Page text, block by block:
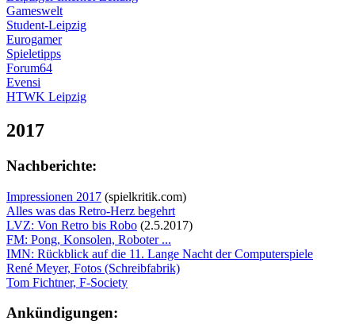
Gameswelt
Student-Leipzig
Eurogamer
Spieletipps
Forum64
Evensi
HTWK Leipzig
2017
Nachberichte:
Impressionen 2017 (spielkritik.com)
Alles was das Retro-Herz begehrt
LVZ: Von Retro bis Robo (2.5.2017)
FM: Pong, Konsolen, Roboter ...
IMN: Rückblick auf die 11. Lange Nacht der Computerspiele
René Meyer, Fotos (Schreibfabrik)
Tom Fichtner, F-Society
Ankündigungen: